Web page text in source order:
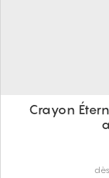
Crayon
dès